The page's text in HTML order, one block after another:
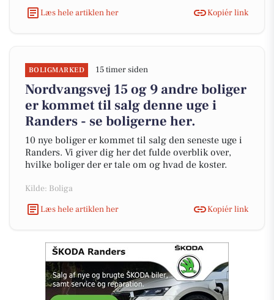
Læs hele artiklen her
Kopiér link
BOLIGMARKED 15 timer siden
Nordvangsvej 15 og 9 andre boliger
er kommet til salg denne uge i
Randers - se boligerne her.
10 nye boliger er kommet til salg den seneste uge i
Randers. Vi giver dig her det fulde overblik over,
hvilke boliger der er tale om og hvad de koster.
Kilde: Boliga
Læs hele artiklen her
Kopiér link